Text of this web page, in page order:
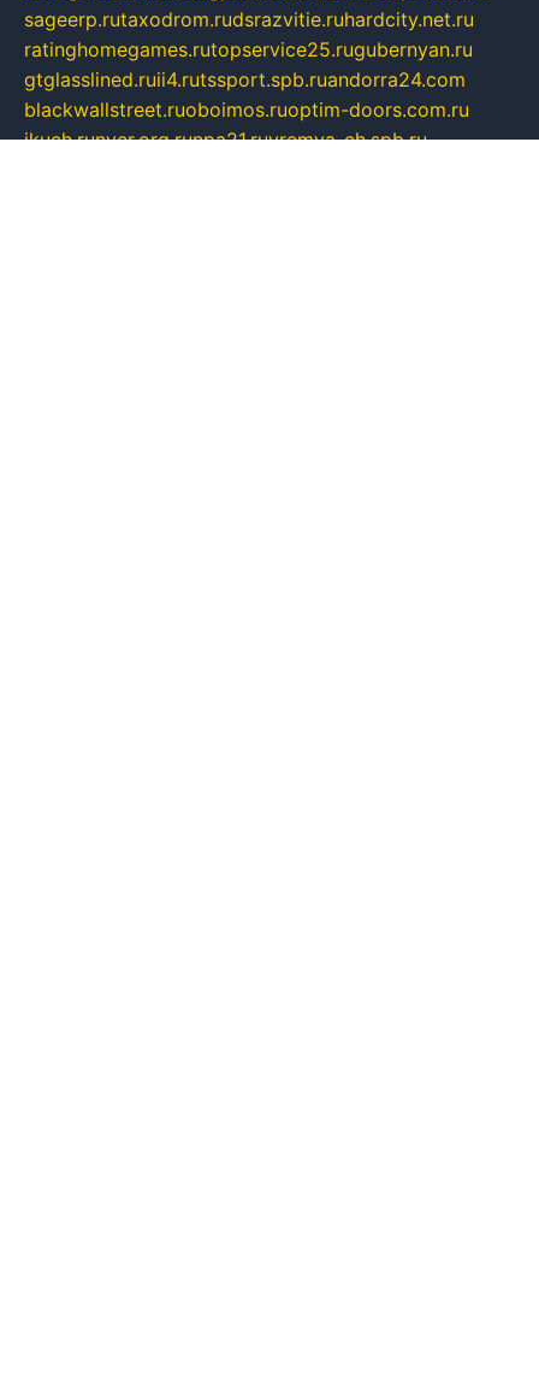
sageerp.rutaxodrom.rudsrazvitie.ruhardcity.net.ru
ratinghomegames.rutopservice25.rugubernyan.ru
gtglasslined.ruii4.rutssport.spb.ruandorra24.com
blackwallstreet.ruoboimos.ruoptim-doors.com.ru
ikuch.runycr.org.runpa21.ruvremya-ch.spb.ru